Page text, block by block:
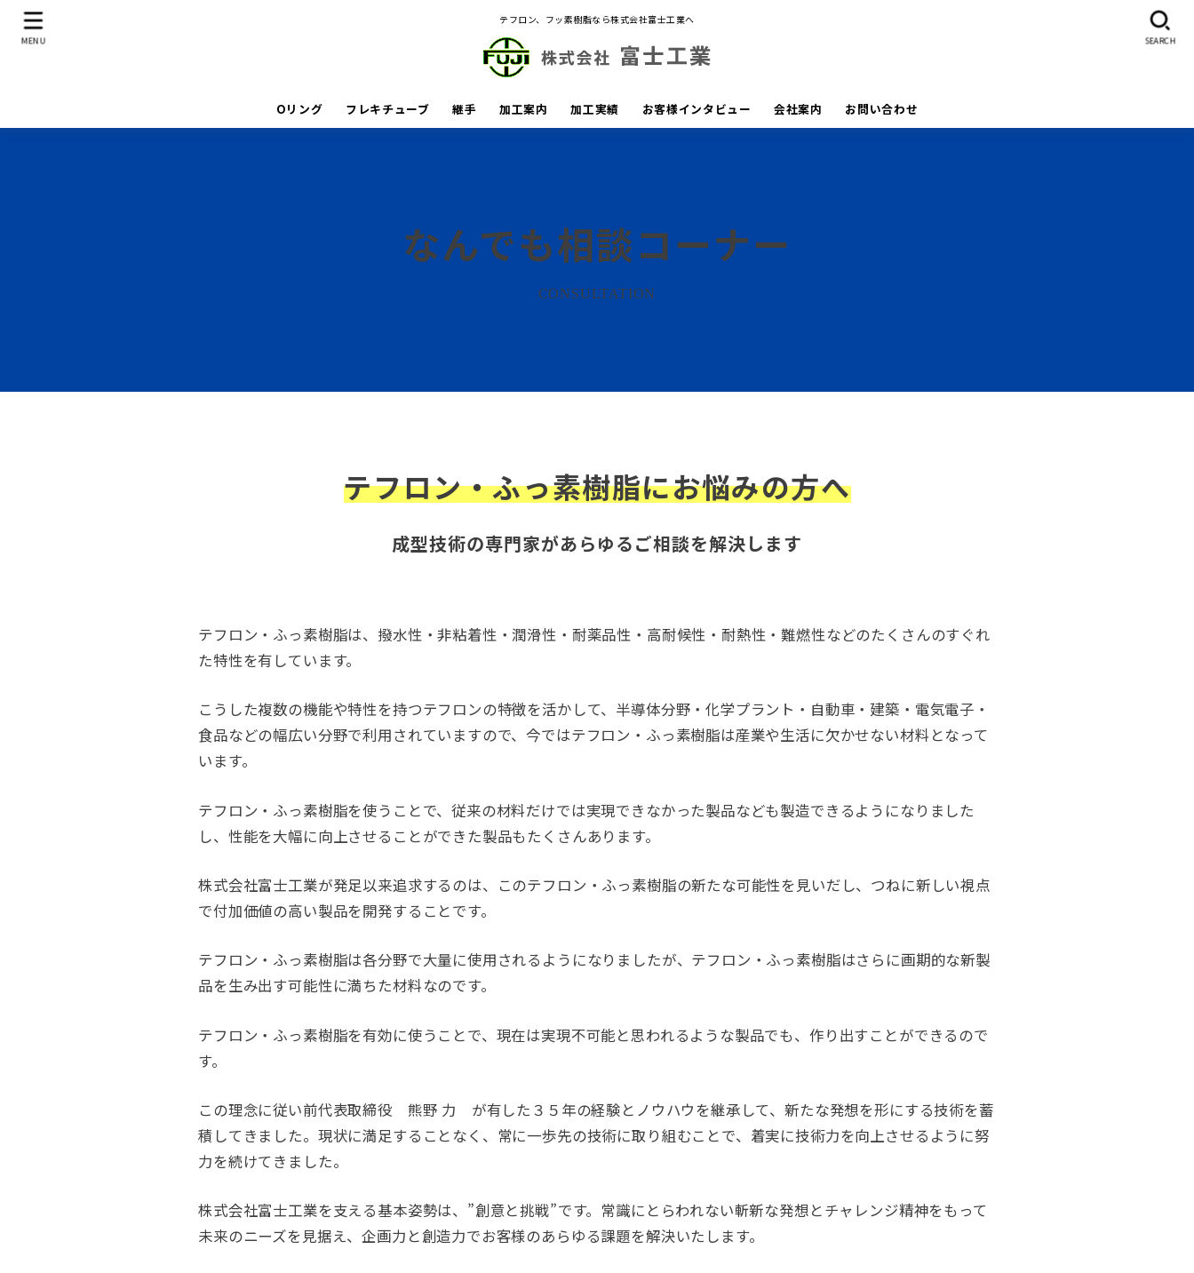
テフロン、フッ素樹脂なら株式会社富士工業へ
Oリング フレキチューブ 継手 加工案内 加工実績 お客様インタビュー 会社案内 お問い合わせ
SEARCH
MENU
なんでも相談コーナー
CONSULTATION
テフロン・ふっ素樹脂にお悩みの方へ
成型技術の専門家があらゆるご相談を解決します
テフロン・ふっ素樹脂は、撥水性・非粘着性・潤滑性・耐薬品性・高耐候性・耐熱性・難燃性などのたくさんのすぐれ
た特性を有しています。
こうした複数の機能や特性を持つテフロンの特徴を活かして、半導体分野・化学プラント・自動車・建築・電気電子・
食品などの幅広い分野で利用されていますので、今ではテフロン・ふっ素樹脂は産業や生活に欠かせない材料となって
います。
テフロン・ふっ素樹脂を使うことで、従来の材料だけでは実現できなかった製品なども製造できるようになりました
し、性能を大幅に向上させることができた製品もたくさんあります。
株式会社富士工業が発足以来追求するのは、このテフロン・ふっ素樹脂の新たな可能性を見いだし、つねに新しい視点
で付加価値の高い製品を開発することです。
テフロン・ふっ素樹脂は各分野で大量に使用されるようになりましたが、テフロン・ふっ素樹脂はさらに画期的な新製
品を生み出す可能性に満ちた材料なのです。
テフロン・ふっ素樹脂を有効に使うことで、現在は実現不可能と思われるような製品でも、作り出すことができるので
す。
この理念に従い前代表取締役 熊野 力 が有した３５年の経験とノウハウを継承して、新たな発想を形にする技術を蓄
積してきました。現状に満足することなく、常に一歩先の技術に取り組むことで、着実に技術力を向上させるように努
力を続けてきました。
株式会社富士工業を支える基本姿勢は、”創意と挑戦”です。常識にとらわれない斬新な発想とチャレンジ精神をもって
未来のニーズを見据え、企画力と創造力でお客様のあらゆる課題を解決いたします。